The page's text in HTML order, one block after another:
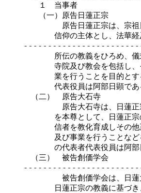
１　当事者
（一）原告日蓮正宗
原告日蓮正宗は、宗祖日蓮
信仰の主体とし、法華経及
所伝の教義をひろめ、儀式行
寺院及び教会を包括し、そ
業を行うことを目的とする
代表役員は阿部日顕である
（二）　原告大石寺
原告大石寺は、日蓮正宗宗
を本尊として、日蓮正宗の
信者を教化育成しその他正
及び事業を行うことなどを
の代表者代表役員は阿部日
（三）　被告創価学会
被告創価学会は、日蓮大聖
日蓮正宗の教義に基づき、弘